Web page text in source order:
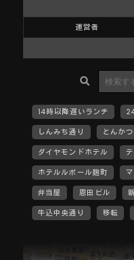
運営者
14時以降遅いランチ
しんみち通り
とんかつ
ダイヤモンドホテル
ホテルルポール麹町
弁当屋
恩田ビル
牛込中央通り
移転